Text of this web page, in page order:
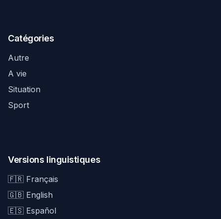
Catégories
Autre
A vie
Situation
Sport
Versions linguistiques
🇫🇷 Français
🇬🇧 English
🇪🇸 Español